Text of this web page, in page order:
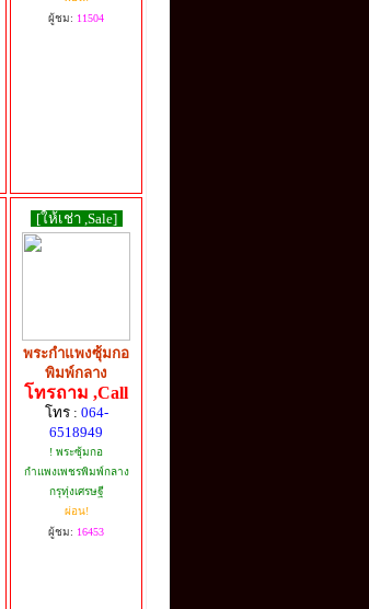
ผู้ชม: 11504
[ให้เช่า ,Sale]
พระกำแพงซุ้มกอ
พิมพ์กลาง
โทรถาม ,Call
โทร : 064-
6518949
! พระซุ้มกอ
กำแพงเพชรพิมพ์กลาง
กรุทุ่งเศรษฐี
ผ่อน!
ผู้ชม: 16453